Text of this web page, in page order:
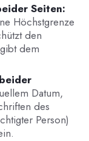
Seiten:
Höchstgrenze
den
dem
Datum,
des
Person)